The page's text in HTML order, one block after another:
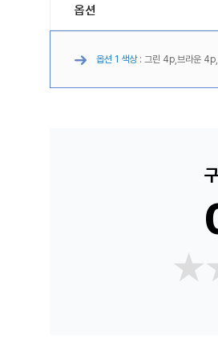
옵션
옵션 1 색상 : 그린 4p,브라운